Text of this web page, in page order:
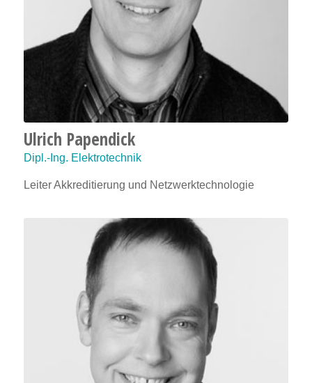
Ulrich Papendick
Dipl.-Ing. Elektrotechnik
Leiter Akkreditierung und Netzwerktechnologie